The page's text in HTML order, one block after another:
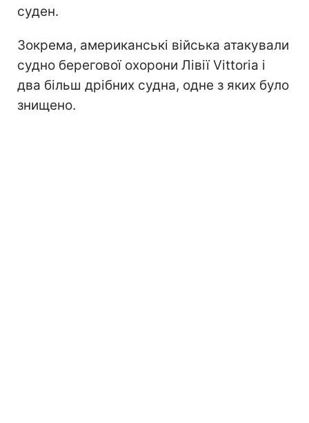
суден.
Зокрема, американські війська атакували
судно берегової охорони Лівії Vittoria і
два більш дрібних судна, одне з яких було
знищено.